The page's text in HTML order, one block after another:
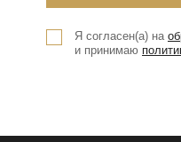
Я согласен(а) на
и принимаю